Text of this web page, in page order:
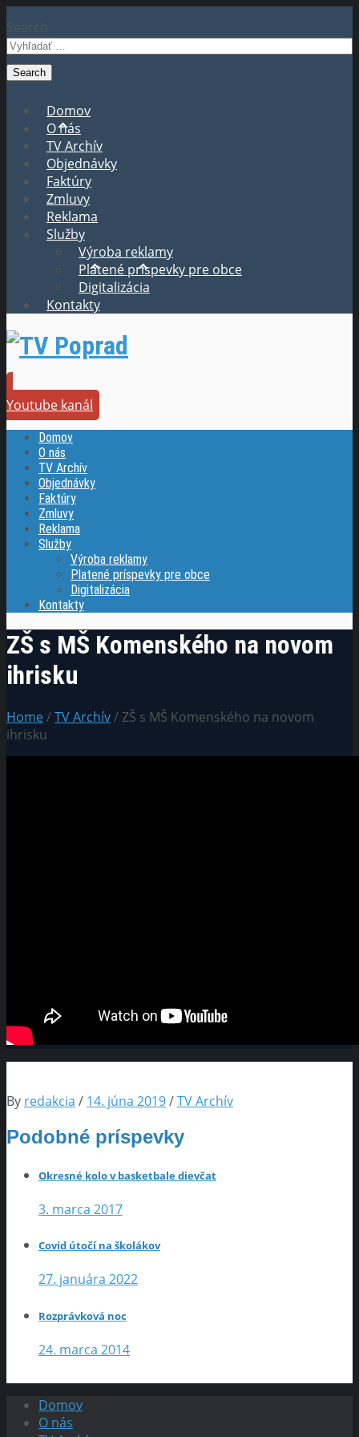
Search
Domov
O nás
TV Archív
Objednávky
Faktúry
Zmluvy
Reklama
Služby
Výroba reklamy
Platené príspevky pre obce
Digitalizácia
Kontakty
Youtube kanál
Domov
O nás
TV Archív
Objednávky
Faktúry
Zmluvy
Reklama
Služby
Výroba reklamy
Platené príspevky pre obce
Digitalizácia
Kontakty
ZŠ s MŠ Komenského na novom
ihrisku
Home/TV Archív/ ZŠ s MŠ Komenského na novom
ihrisku
By redakcia / 14. júna 2019/TV Archív
Podobné príspevky
Okresné kolo v basketbale dievčat
3. marca 2017
Covid útočí na školákov
27. januára 2022
Rozprávková noc
24. marca 2014
Domov
O nás